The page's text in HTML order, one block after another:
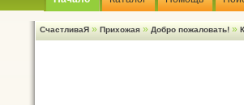
СчастливаЯ » Прихожая » Добро пожаловать! »